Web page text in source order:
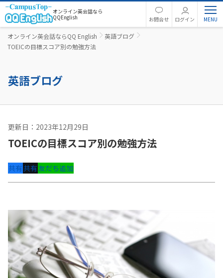
オンライン英会話なら
QQEnglish
お問合せ ログイン
オンライン英会話ならQQ English
英語ブログ
TOEICの目標スコア別の勉強方法
英語ブログ
更新日：2023年12月29日
TOEICの目標スコア別の勉強方法
共有共有友だち追加